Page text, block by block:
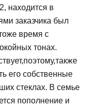
находится в
заказчика был
время с
тонах.
его собственные
стеклах. В семье
пополнение и